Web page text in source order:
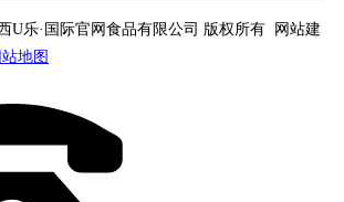
U乐·国际官网食品有限公司 版权所有 网站建
地图